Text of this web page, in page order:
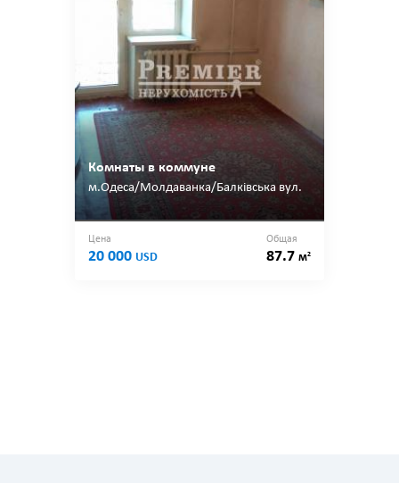
Комнаты в коммуне
м.Одеса/Молдаванка/Балківська вул.
Цена
20 000 USD
Общая
87.7 м2